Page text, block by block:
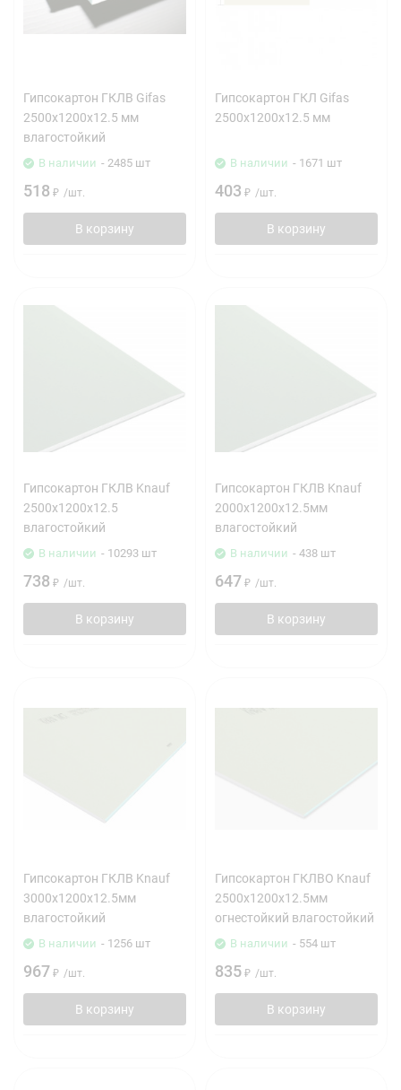
Гипсокартон ГКЛВ Gifas
2500х1200х12.5 мм
влагостойкий
В наличии - 2485 шт
518 ₽ /шт.
В корзину
Гипсокартон ГКЛ Gifas
2500х1200х12.5 мм
В наличии - 1671 шт
403 ₽ /шт.
В корзину
Гипсокартон ГКЛВ Knauf
2500х1200х12.5
влагостойкий
В наличии - 10293 шт
738 ₽ /шт.
В корзину
Гипсокартон ГКЛВ Knauf
2000х1200х12.5мм
влагостойкий
В наличии - 438 шт
647 ₽ /шт.
В корзину
Гипсокартон ГКЛВ Knauf
3000х1200х12.5мм
влагостойкий
В наличии - 1256 шт
967 ₽ /шт.
В корзину
Гипсокартон ГКЛВО Knauf
2500х1200х12.5мм
огнестойкий влагостойкий
В наличии - 554 шт
835 ₽ /шт.
В корзину